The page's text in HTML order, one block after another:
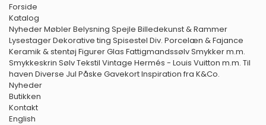
Forside
Katalog
NyhederMøblerBelysning Spejle Billedekunst & Rammer
LysestagerDekorative ting Spisestel Div. Porcelæn & Fajance
Keramik & stentøj FigurerGlas FattigmandssølvSmykker m.m.
Smykkeskrin SølvTekstil Vintage Hermés - Louis Vuitton m.m. Til
haven Diverse Jul Påske GavekortInspiration fra K&Co.
Nyheder
Butikken
Kontakt
English